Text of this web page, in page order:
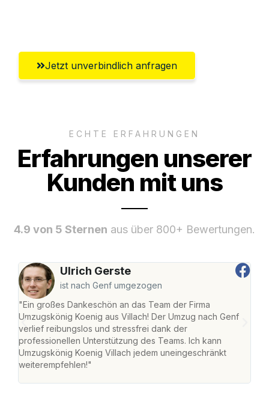
Jetzt unverbindlich anfragen
ECHTE ERFAHRUNGEN
Erfahrungen unserer
Kunden mit uns
4.9 von 5 Sternen aus über 800+ Bewertungen.
Ulrich Gerste
ist nach Genf umgezogen
"Ein großes Dankeschön an das Team der Firma
Umzugskönig Koenig aus Villach! Der Umzug nach Genf
verlief reibungslos und stressfrei dank der
professionellen Unterstützung des Teams. Ich kann
Umzugskönig Koenig Villach jedem uneingeschränkt
weiterempfehlen!"